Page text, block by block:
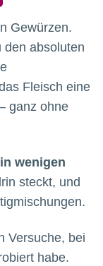
Gewürzen.
absoluten
Fleisch eine
ganz ohne
wenigen
steckt, und
Versuche, bei
habe.